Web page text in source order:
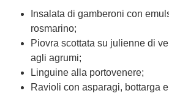
Insalata di gamberoni con
rosmarino;
Piovra scottata su julienne di
agli agrumi;
Linguine alla portovenere;
Ravioli con asparagi, bottarga